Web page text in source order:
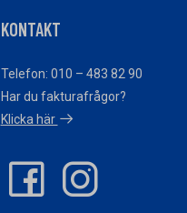
KONTAKT
Telefon: 010 – 483 82 90
Har du fakturafrågor?
Klicka här